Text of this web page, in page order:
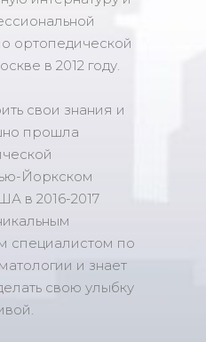
ортопедической
в 2012 году.
свои знания и
прошла
Йоркском
в 2016-2017
специалистом по
и знает
свою улыбку